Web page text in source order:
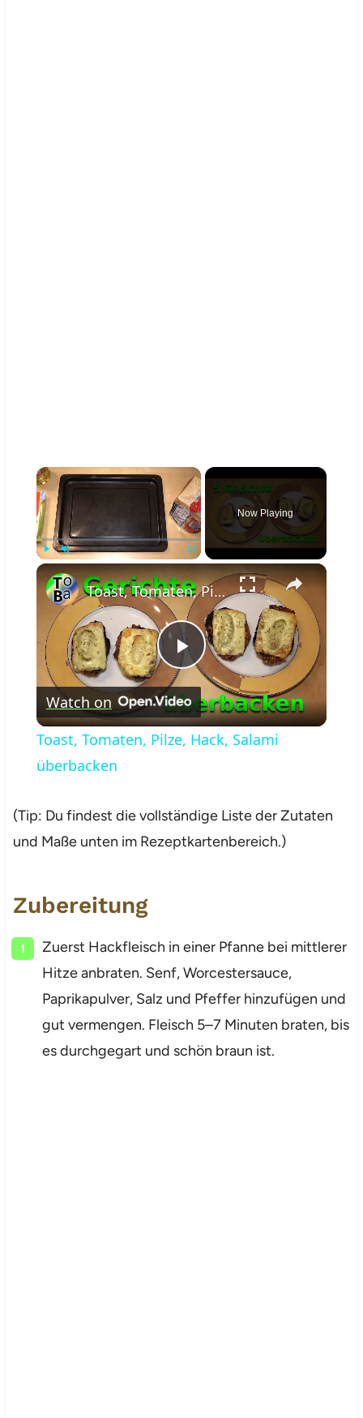
×
Now Playing
×
Play
Video
Toast, Tomaten, Pilze, Hack, Salami überbacken
Watch on
Toast, Tomaten, Pilze, Hack, Salami
überbacken
(Tip: Du findest die vollständige Liste der Zutaten
und Maße unten im Rezeptkartenbereich.)
Zubereitung
Zuerst Hackfleisch in einer Pfanne bei mittlerer
Hitze anbraten. Senf, Worcestersauce,
Paprikapulver, Salz und Pfeffer hinzufügen und
gut vermengen. Fleisch 5–7 Minuten braten, bis
es durchgegart und schön braun ist.